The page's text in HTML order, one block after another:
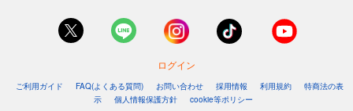
ログイン
ご利用ガイド FAQ(よくある質問) お問い合わせ 採用情報 利用規約
特商法の表
示
個人情報保護方針
cookie等ポリシー